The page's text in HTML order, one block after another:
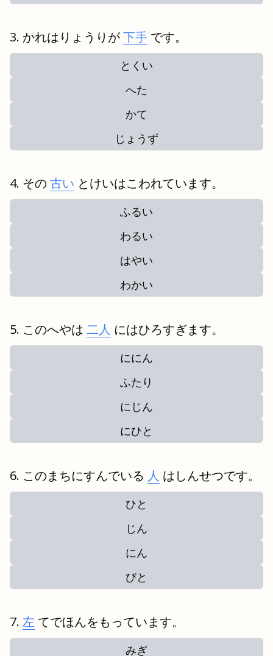
かれはりょうりが下手 です。
とくい
へた
かて
じょうず
その 古い とけいはこわれています。
ふるい
わるい
はやい
わかい
このへやは 二人 にはひろすぎます。
ににん
ふたり
にじん
にひと
このまちにすんでいる 人 はしんせつです。
ひと
じん
にん
びと
左 てでほんをもっています。
みぎ